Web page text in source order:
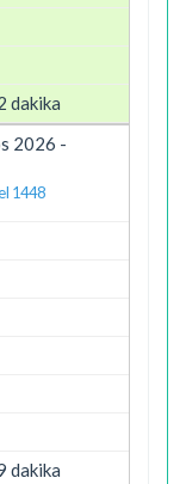
dakika
2026 -
1448
dakika